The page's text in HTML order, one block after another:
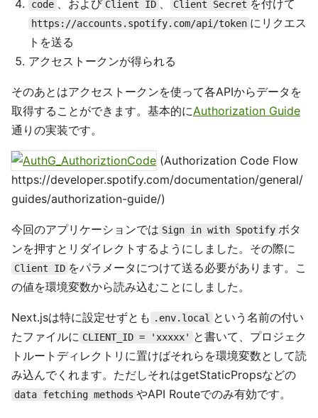
code 、および Client ID 、 Client Secret を付けて
https://accounts.spotify.com/api/token にリクエス
トを送る
アクセストークンが得られる
そのあとはアクセストークンを使って各APIからデータを
取得することができます。基本的にAuthorization Guide
通りの実装です。
(Authorization Code Flow
https://developer.spotify.com/documentation/general/
guides/authorization-guide/)
今回のアプリケーションでは Sign in with Spotify ボタ
ンを押すとリダイレクトするようにしました。その際に
Client ID をパラメータにつけて送る必要があります。こ
の値を環境変数から読み込むことにしました。
Next.jsは特に設定せずとも .env.local という名前の付い
たファイルに CLIENT_ID = 'xxxxx' と書いて、プロジェク
トルートディレクトリに置けばそれらを環境変数として読
み込んでくれます。ただしそれはgetStaticPropsなどの
data fetching methods やAPI Routeでのみ有効です。